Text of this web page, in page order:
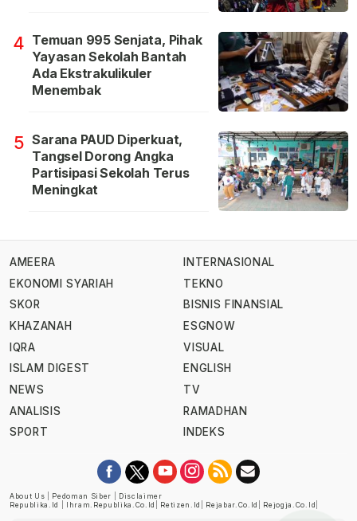
4 Temuan 995 Senjata, Pihak
Yayasan Sekolah Bantah
Ada Ekstrakulikuler
Menembak
5 Sarana PAUD Diperkuat,
Tangsel Dorong Angka
Partisipasi Sekolah Terus
Meningkat
AMEERA
EKONOMI SYARIAH
SKOR
KHAZANAH
IQRA
ISLAM DIGEST
NEWS
ANALISIS
SPORT
INTERNASIONAL
TEKNO
BISNIS FINANSIAL
ESGNOW
VISUAL
ENGLISH
TV
RAMADHAN
INDEKS
About Us Pedoman Siber
Disclaimer
Republika.id
Ihram.republika.co.id Retizen.id Rejabar.co.id Rejogja.co.id